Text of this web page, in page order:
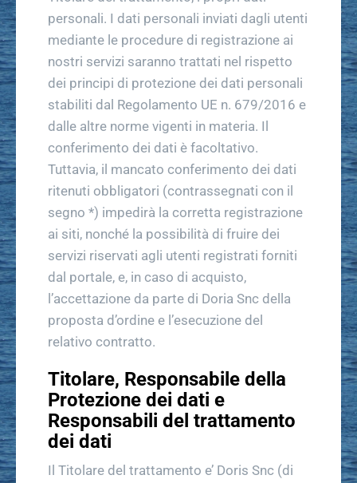
personali. I dati personali inviati dagli utenti
mediante le procedure di registrazione ai
nostri servizi saranno trattati nel rispetto
dei principi di protezione dei dati personali
stabiliti dal Regolamento UE n. 679/2016 e
dalle altre norme vigenti in materia. Il
conferimento dei dati è facoltativo.
Tuttavia, il mancato conferimento dei dati
ritenuti obbligatori (contrassegnati con il
segno *) impedirà la corretta registrazione
ai siti, nonché la possibilità di fruire dei
servizi riservati agli utenti registrati forniti
dal portale, e, in caso di acquisto,
l’accettazione da parte di Doria Snc della
proposta d’ordine e l’esecuzione del
relativo contratto.
Titolare, Responsabile della
Protezione dei dati e
Responsabili del trattamento
dei dati
Il Titolare del trattamento e’ Doris Snc (di